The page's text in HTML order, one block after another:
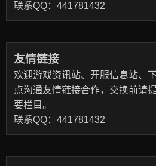
联系QQ：441781432
友情链接
欢迎游戏资讯站、开服信息站、
点沟通友情链接合作，交换前请
要栏目。
联系QQ：441781432